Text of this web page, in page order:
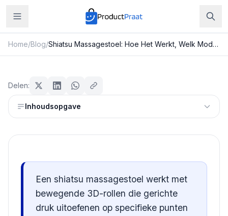
Home/Blog/ Shiatsu Massagestoel: Hoe Het Werkt, Welk Model Je Kiest en Wat Je Mag Verwachten
Shiatsu Massagestoel: Hoe Het
Werkt, Welk Model Je Kiest en Wat
Je Mag Verwachten
Redactie ProductPraat
Delen:
Inhoudsopgave
Een shiatsu massagestoel werkt met
bewegende 3D-rollen die gerichte
druk uitoefenen op specifieke punten